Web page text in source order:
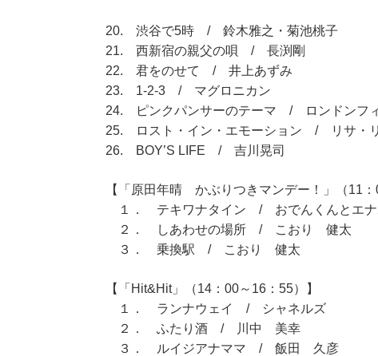
20. 渋谷で5時 / 鈴木雅之・菊池桃子
21. 西新宿の親父の唄 / 長渕剛
22. 君をのせて / 井上あずみ
23. 1-2-3 / マグロニカン
24. ピンクパンサーのテーマ / ロンドンフィ
25. ロスト・イン・エモーション / リサ・リ
26. BOY’S LIFE / 吉川晃司
【「原田年晴 かぶりつきマンデー！」（11：
１． テキワナタイン / おでんくんとエナ
２． しあわせの場所 / こおり 健太
３． 乗換駅 / こおり 健太
【「Hit&Hit」（14：00～16：55）】
１． ランナウェイ / シャネルズ
２． ふたり酒 / 川中 美幸
３． ルイジアナママ / 飯田 久彦